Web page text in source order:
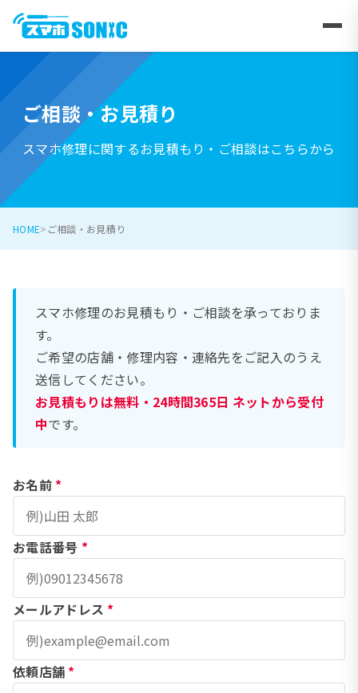
ご相談・お見積り
スマホ修理に関するお見積もり・ご相談はこちらから
HOME ご相談・お見積り
スマホ修理のお見積もり・ご相談を承っておりま
す。
ご希望の店舗・修理内容・連絡先をご記入のうえ
送信してください。
お見積もりは無料・24時間365日 ネットから受付
中です。
お名前 *
お電話番号 *
メールアドレス *
依頼店舗 *